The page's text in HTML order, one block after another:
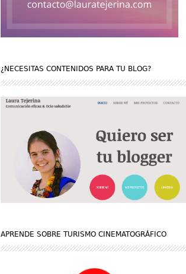
¿NECESITAS CONTENIDOS PARA TU BLOG?
APRENDE SOBRE TURISMO CINEMATOGRÁFICO